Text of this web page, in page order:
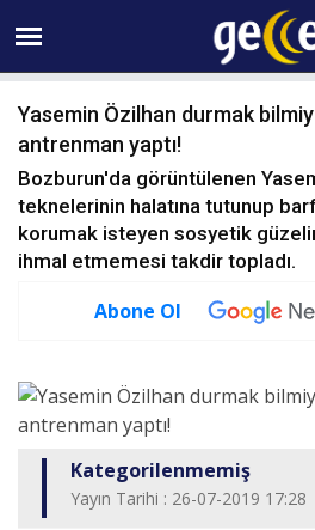
06 AĞUSTOS
Yasemin Özilhan durmak
antrenman yaptı!
Bozburun'da görüntülenen
teknelerinin halatına tutunup
korumak isteyen sosyetik
ihmal etmemesi takdir topladı.
Abone Ol
Kategorilenmemiş
Yayın Tarihi : 26-07-2019 17:28